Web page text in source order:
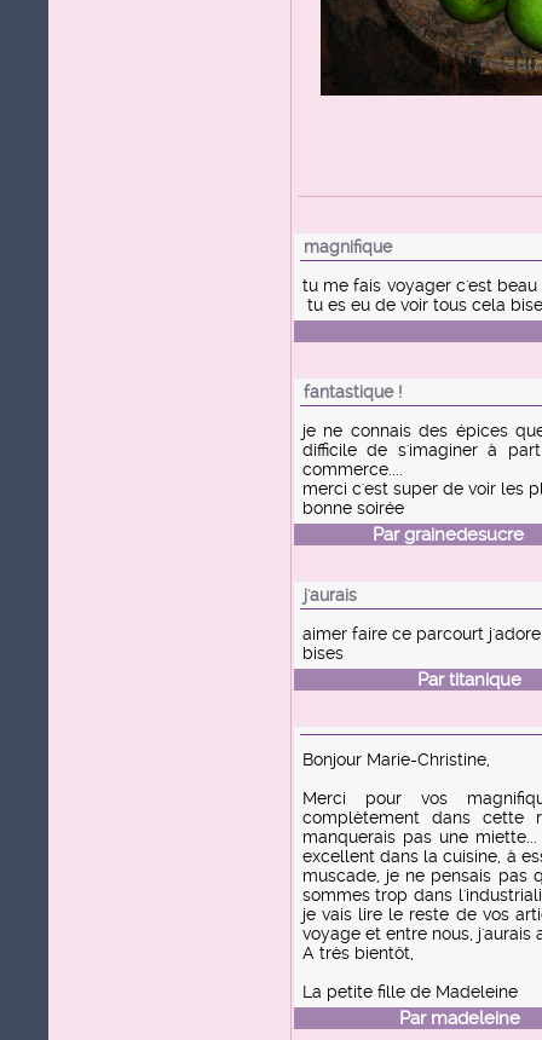
magnifique
tu me fais voyager c'est
tu es eu de voir tous cela bise
fantastique !
je ne connais des épices
difficile de s'imaginer à
commerce....
merci c'est super de voir les
bonne soirée
Pargrainedesucre
j'aurais
aimer faire ce parcourt
bises
Partitaniquele
Bonjour Marie-Christine,
Merci pour vos
complètement dans
manquerais pas une
excellent dans la cuisine, à
muscade, je ne pensais pas
sommes trop dans
je vais lire le reste de vos
voyage et entre nous, j'aurais
A très bientôt,
La petite fille de Madeleine
Par madeleinele